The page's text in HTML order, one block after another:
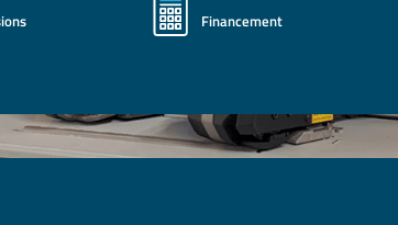
Financement